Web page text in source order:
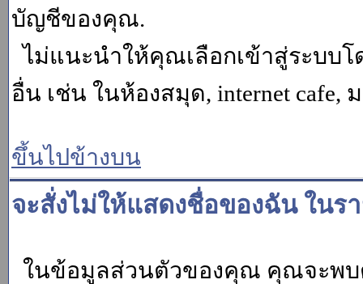
บัญชีของคุณ.
ไม่แนะนำให้คุณเลือกเข้าสู่ระบบ
อื่น เช่น ในห้องสมุด, internet cafe,
ขึ้นไปข้างบน
จะสั่งไม่ให้แสดงชื่อของฉัน ในร
ในข้อมูลส่วนตัวของคุณ คุณจะพบ